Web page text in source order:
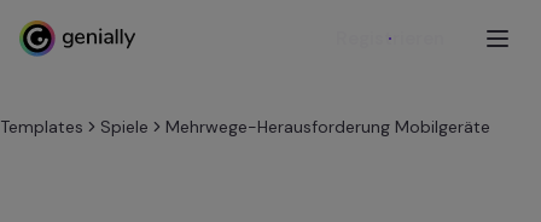
Registrieren
Templates Spiele Mehrwege-Herausforderung Mobilgeräte